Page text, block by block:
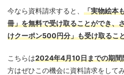
今なら資料請求すると、 「実物絵本
冊」を無料で受け取ることができ、
けクーポン500円分」も受け取るこ
こちらは2024年4月10日までの期間
方はぜひこの機会に資料請求をして